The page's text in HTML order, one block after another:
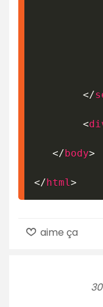
</
<
</body>
</html>
aime ça